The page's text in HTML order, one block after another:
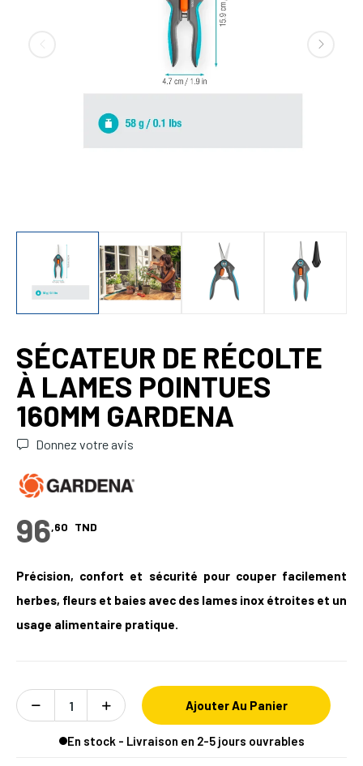
SÉCATEUR DE RÉCOLTE
À LAMES POINTUES
160MM GARDENA
Donnez votre avis
96,60 TND
Précision, confort et sécurité pour couper facilement
herbes, fleurs et baies avec des lames inox étroites et un
usage alimentaire pratique.
Ajouter Au Panier
En stock - Livraison en 2-5 jours ouvrables